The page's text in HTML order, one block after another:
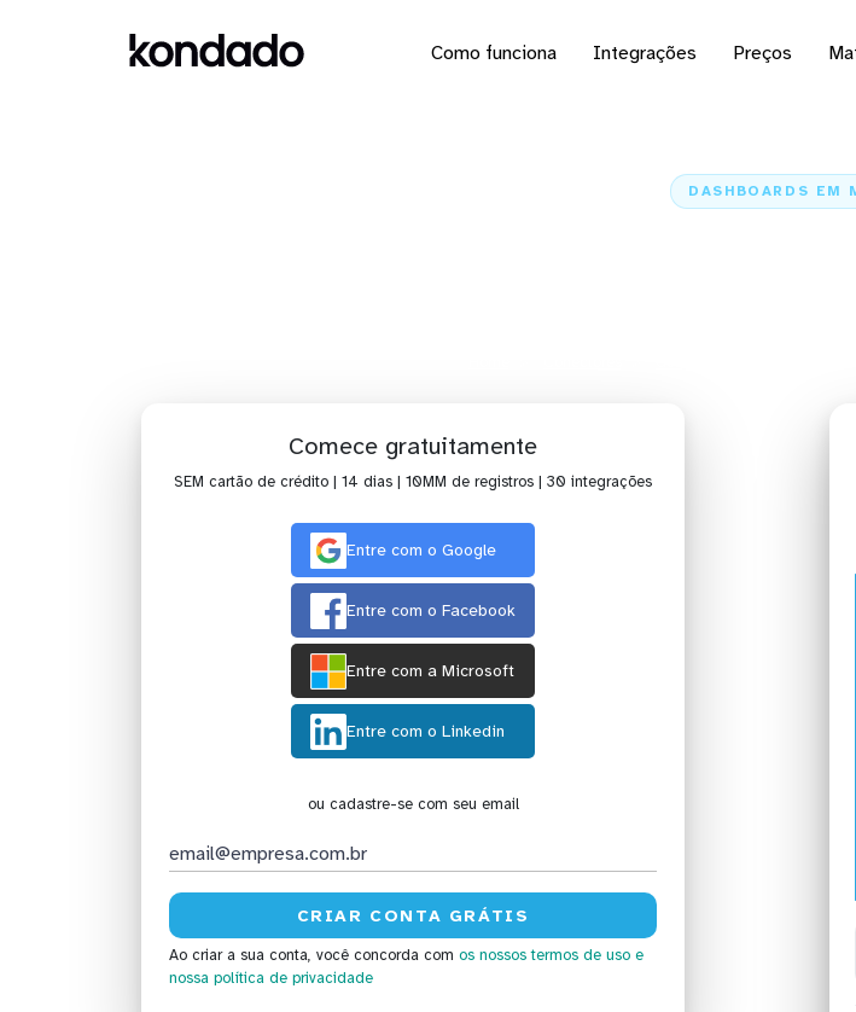
Como funciona Integrações Preços
DASHBOARDS EM
Comece gratuitamente
SEM cartão de crédito | 14 dias | 10MM de registros | 30 integrações
Entre com o Google
Entre com o Facebook
Entre com a Microsoft
Entre com o Linkedin
ou cadastre-se com seu email
Ao criar a sua conta, você concorda com os nossos termos de uso e
nossa política de privacidade